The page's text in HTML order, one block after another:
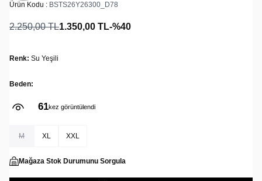
Ürün Kodu : BSTS26Y26300_D78
2.250,00TL1.350,00 TL-%40
Renk: Su Yeşili
Beden:
61kez görüntülendi
M XL XXL
Mağaza Stok Durumunu Sorgula